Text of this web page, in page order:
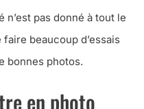
pas donné à tout le
beaucoup d’essais
bonnes photos.
en photo